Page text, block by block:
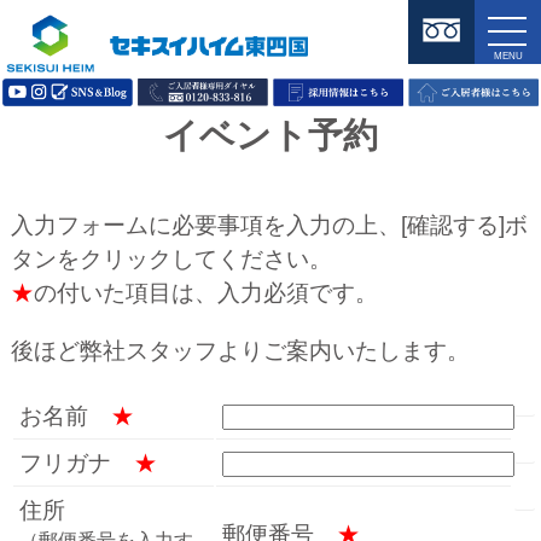
イベント予約
入力フォームに必要事項を入力の上、[確認する]ボ
タンをクリックしてください。
★の付いた項目は、入力必須です。
後ほど弊社スタッフよりご案内いたします。
お名前 ★
フリガナ ★
住所
郵便番号 ★